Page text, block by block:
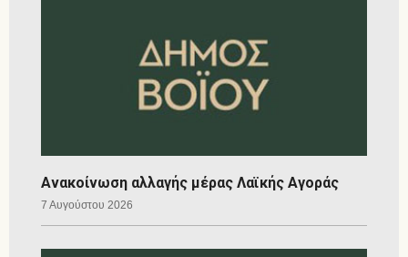
Ανακοίνωση αλλαγής μέρας Λαϊκής Αγοράς
7 Αυγούστου 2026